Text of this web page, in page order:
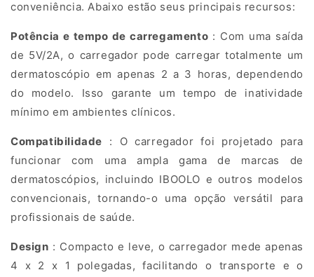
conveniência. Abaixo estão seus principais recursos:
Potência e tempo de carregamento : Com uma saída
de 5V/2A, o carregador pode carregar totalmente um
dermatoscópio em apenas 2 a 3 horas, dependendo
do modelo. Isso garante um tempo de inatividade
mínimo em ambientes clínicos.
Compatibilidade : O carregador foi projetado para
funcionar com uma ampla gama de marcas de
dermatoscópios, incluindo IBOOLO e outros modelos
convencionais, tornando-o uma opção versátil para
profissionais de saúde.
Design : Compacto e leve, o carregador mede apenas
4 x 2 x 1 polegadas, facilitando o transporte e o
d
e
C
a
r
r
e
g
a